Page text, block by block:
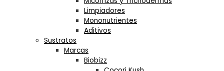
Limpiadores
Mononutrientes
Aditivos
Sustratos
Marcas
Biobizz